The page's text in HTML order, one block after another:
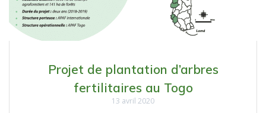
Projet de plantation d’arbres
fertilitaires au Togo
13 avril 2020